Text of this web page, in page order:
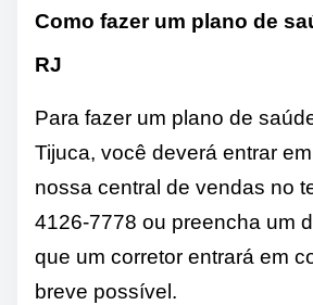
Como fazer um plano de
RJ
Para fazer um plano de
Tijuca, você deverá entrar
nossa central de vendas no
4126-7778 ou preencha um
que um corretor entrará em
breve possível.